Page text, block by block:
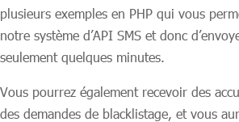
plusieurs exemples en PHP qui vous
notre système d’API SMS et donc
seulement quelques minutes.
Vous pourrez également recevoir des
des demandes de blacklistage, et vous